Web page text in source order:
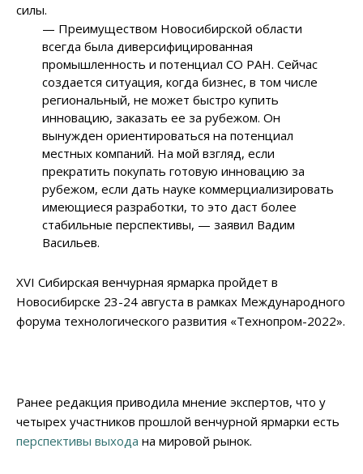
силы.
— Преимуществом Новосибирской области
всегда была диверсифицированная
промышленность и потенциал СО РАН. Сейчас
создается ситуация, когда бизнес, в том числе
региональный, не может быстро купить
инновацию, заказать ее за рубежом. Он
вынужден ориентироваться на потенциал
местных компаний. На мой взгляд, если
прекратить покупать готовую инновацию за
рубежом, если дать науке коммерциализировать
имеющиеся разработки, то это даст более
стабильные перспективы, — заявил Вадим
Васильев.
XVI Сибирская венчурная ярмарка пройдет в
Новосибирске 23-24 августа в рамках Международного
форума технологического развития «Технопром-2022».
Ранее редакция приводила мнение экспертов, что у
четырех участников прошлой венчурной ярмарки есть
перспективы выхода на мировой рынок.